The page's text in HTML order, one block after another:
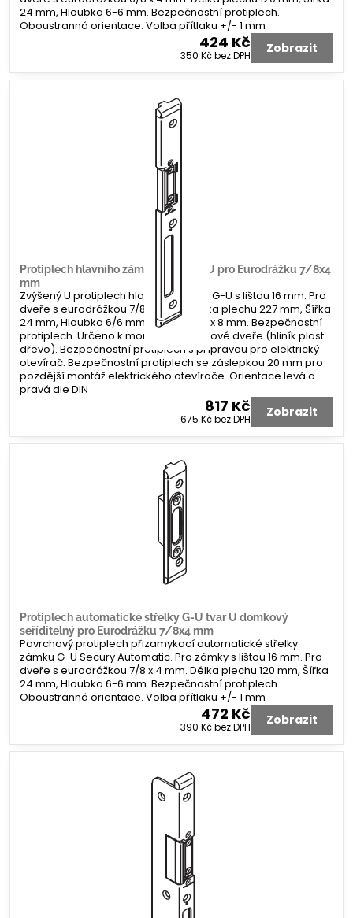
24 mm, Hloubka 6-6 mm. Bezpečnostní protiplech.
Oboustranná orientace. Volba přítlaku +/- 1 mm
424 Kč
350 Kčbez DPH Zobrazit
Protiplech hlavního zámku G-U tvar U pro Eurodrážku 7/8x4
mm
Zvýšený U protiplech hlavního zámku G-U s lištou 16 mm. Pro
dveře s eurodrážkou 7/8 x 4 mm. Délka plechu 227 mm, Šířka
24 mm, Hloubka 6/6 mm. Koncovka 2x 8 mm. Bezpečnostní
protiplech. Určeno k montáži na profilové dveře (hliník plast
dřevo). Bezpečnostní protiplech s přípravou pro elektrický
otevírač. Bezpečnostní protiplech se záslepkou 20 mm pro
pozdější montáž elektrického otevírače. Orientace levá a
pravá dle DIN
817 Kč
675 Kčbez DPH Zobrazit
Protiplech automatické střelky G-U tvar U domkový
seříditelný pro Eurodrážku 7/8x4 mm
Povrchový protiplech přizamykací automatické střelky
zámku G-U Secury Automatic. Pro zámky s lištou 16 mm. Pro
dveře s eurodrážkou 7/8 x 4 mm. Délka plechu 120 mm, Šířka
24 mm, Hloubka 6-6 mm. Bezpečnostní protiplech.
Oboustranná orientace. Volba přítlaku +/- 1 mm
472 Kč
390 Kčbez DPH Zobrazit